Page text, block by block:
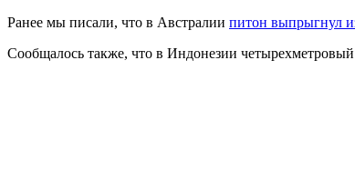
Ранее мы писали, что в Австралии питон выпрыгнул
Сообщалось также, что в Индонезии четырехметровый